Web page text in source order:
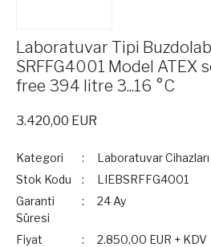
Laboratuvar Tipi
SRFFG4001 Model ATEX
free 394 litre 3...16 °C
3.420,00 EUR
Kategori Laboratuvar Cihazları
Stok Kodu
LIEBSRFFG4001
Garanti
Süresi
24 Ay
Fiyat 2.850,00 EUR + KDV